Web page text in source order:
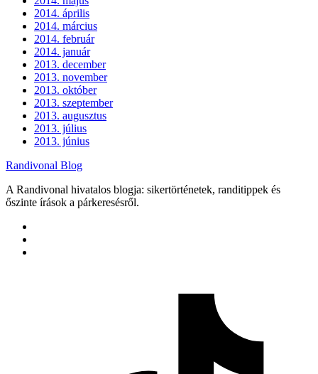
2014. április
2014. március
2014. február
2014. január
2013. december
2013. november
2013. október
2013. szeptember
2013. augusztus
2013. július
2013. június
Randivonal Blog
A Randivonal hivatalos blogja: sikertörténetek, randitippek és
őszinte írások a párkeresésről.